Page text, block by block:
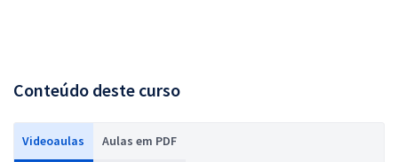
Conteúdo deste curso
Videoaulas Aulas em PDF